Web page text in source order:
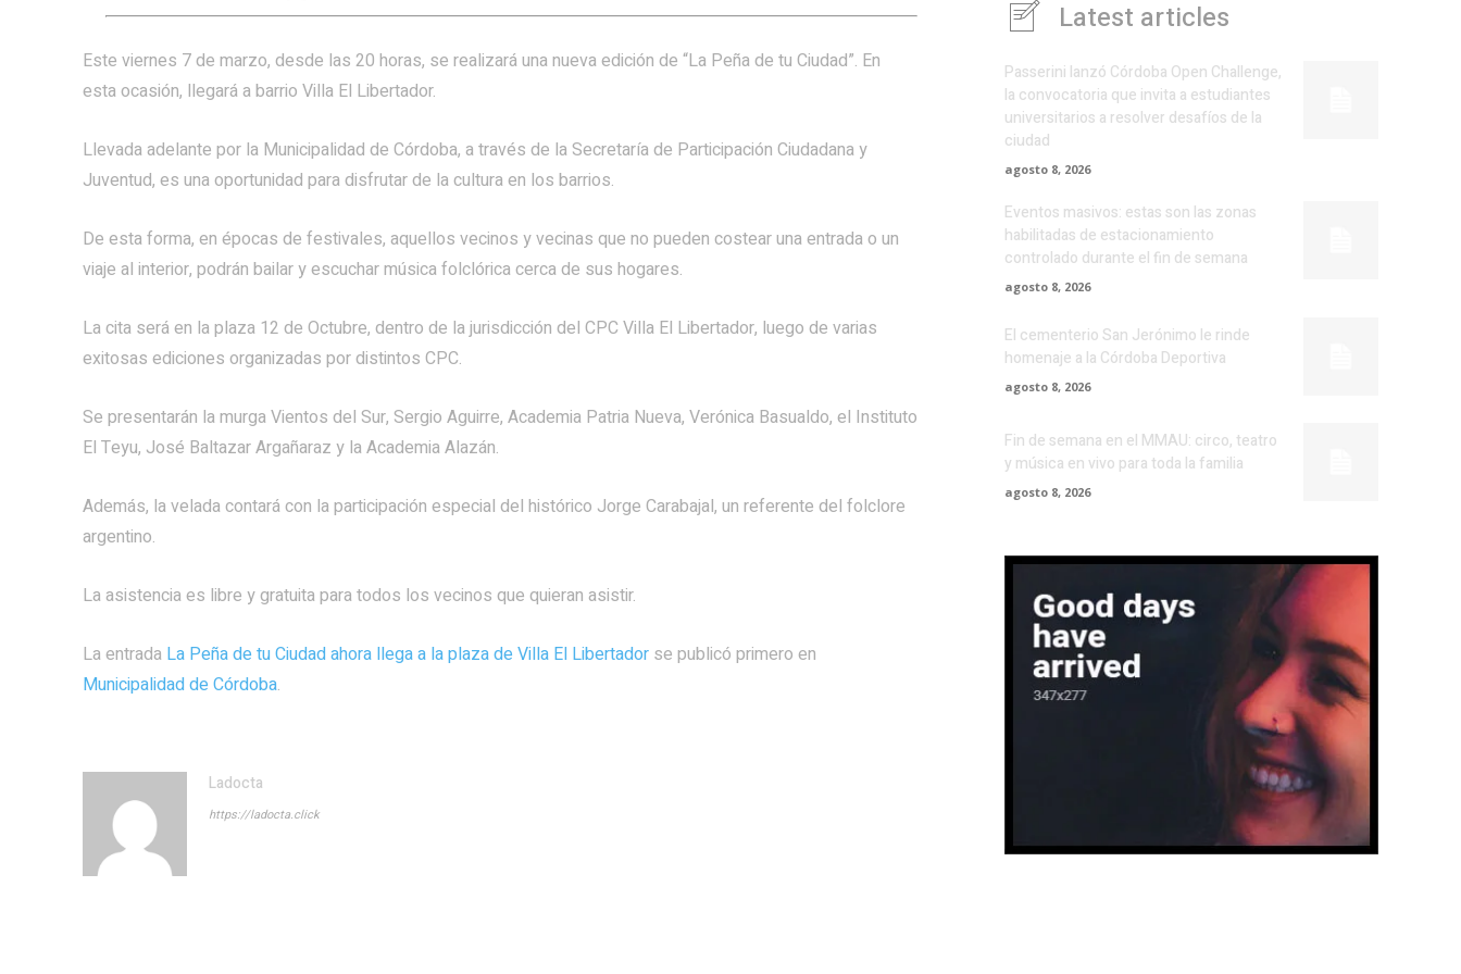
Este viernes 7 de marzo, desde las 20 horas, se realizará una nueva edición de “La Peña de tu Ciudad”. En
esta ocasión, llegará a barrio Villa El Libertador.
Llevada adelante por la Municipalidad de Córdoba, a través de la Secretaría de Participación Ciudadana y
Juventud, es una oportunidad para disfrutar de la cultura en los barrios.
De esta forma, en épocas de festivales, aquellos vecinos y vecinas que no pueden costear una entrada o un
viaje al interior, podrán bailar y escuchar música folclórica cerca de sus hogares.
La cita será en la plaza 12 de Octubre, dentro de la jurisdicción del CPC Villa El Libertador, luego de varias
exitosas ediciones organizadas por distintos CPC.
Se presentarán la murga Vientos del Sur, Sergio Aguirre, Academia Patria Nueva, Verónica Basualdo, el Instituto
El Teyu, José Baltazar Argañaraz y la Academia Alazán.
Además, la velada contará con la participación especial del histórico Jorge Carabajal, un referente del folclore
argentino.
La asistencia es libre y gratuita para todos los vecinos que quieran asistir.
La entrada La Peña de tu Ciudad ahora llega a la plaza de Villa El Libertador se publicó primero en
Municipalidad de Córdoba.
Ladocta
https://ladocta.click
Latest articles
Passerini lanzó Córdoba Open Challenge,
la convocatoria que invita a estudiantes
universitarios a resolver desafíos de la
ciudad
agosto 8, 2026
Eventos masivos: estas son las zonas
habilitadas de estacionamiento
controlado durante el fin de semana
agosto 8, 2026
El cementerio San Jerónimo le rinde
homenaje a la Córdoba Deportiva
agosto 8, 2026
Fin de semana en el MMAU: circo, teatro
y música en vivo para toda la familia
agosto 8, 2026